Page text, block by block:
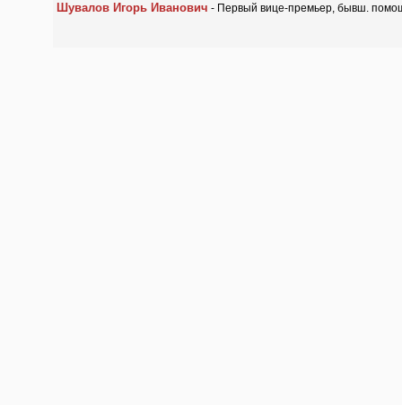
Шувалов Игорь Иванович - Первый вице-премьер, бывш.